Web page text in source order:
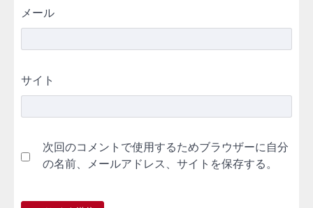
メール
サイト
次回のコメントで使用するためブラウザーに自分
の名前、メールアドレス、サイトを保存する。